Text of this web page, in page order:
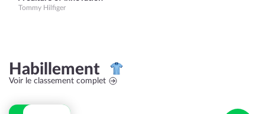
Tommy Hilfiger
Habillement
Voir le classement complet